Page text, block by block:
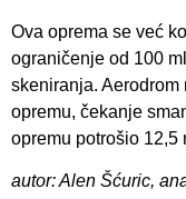
Ova oprema se već
ograničenje od 100
skeniranja.
opremu, čekanje
opremu potrošio 12,5
autor: Alen Šćuric,